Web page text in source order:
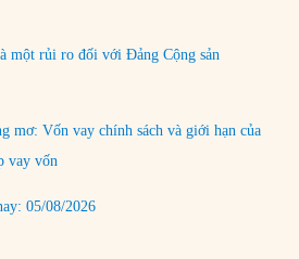
một rủi ro đối với Đảng Cộng sản
mơ: Vốn vay chính sách và giới hạn của
vay vốn
05/08/2026